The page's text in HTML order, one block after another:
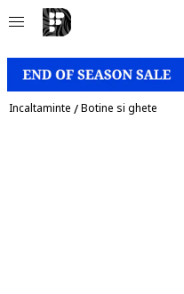
Incaltaminte /Botine si ghete